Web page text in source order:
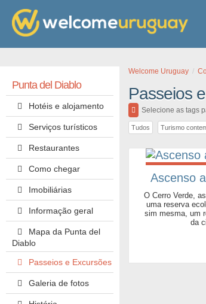
Punta del Diablo
Hotéis e alojamento
Serviços turísticos
Restaurantes
Como chegar
Imobiliárias
Informação geral
Mapa da Punta del
Diablo
Passeios e Excursões
Galeria de fotos
Welcome Uruguay
Passeios
Selecione as tags
Tudos Turismo
Ascenso
O Cerro Verde,
uma reserva
sim mesma, um
da